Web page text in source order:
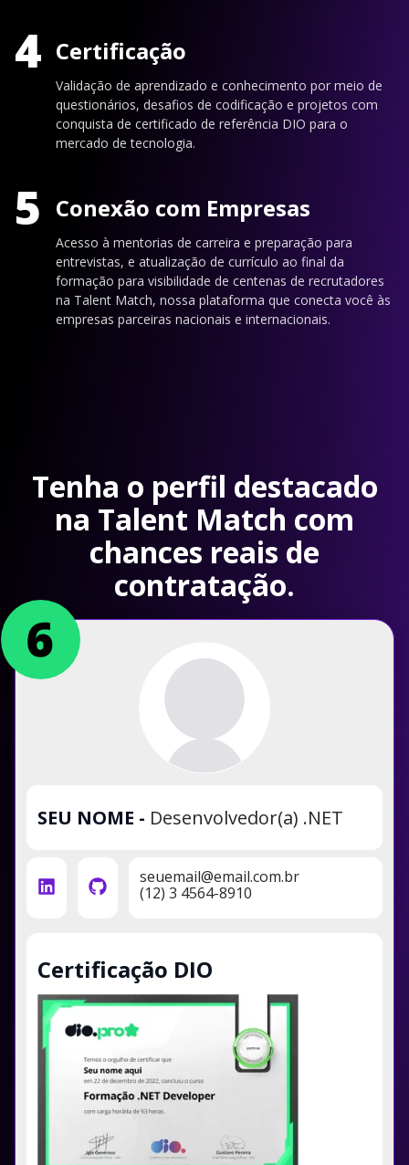
4 Certificação
Validação de aprendizado e conhecimento por meio de
questionários, desafios de codificação e projetos com
conquista de certificado de referência DIO para o
mercado de tecnologia.
5 Conexão com Empresas
Acesso à mentorias de carreira e preparação para
entrevistas, e atualização de currículo ao final da
formação para visibilidade de centenas de recrutadores
na Talent Match, nossa plataforma que conecta você às
empresas parceiras nacionais e internacionais.
Tenha o perfil destacado
na Talent Match com
chances reais de
contratação.
SEU NOME - Desenvolvedor(a) .NET
seuemail@email.com.br
(12) 3 4564-8910
Certificação DIO